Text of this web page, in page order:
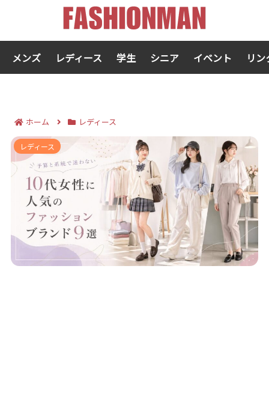
メンズ レディース 学生 シニア イベント リ
ホーム レディース
10代女性のファッションで人気のブランド9選｜予算と
系統で迷いが消える！
レディース